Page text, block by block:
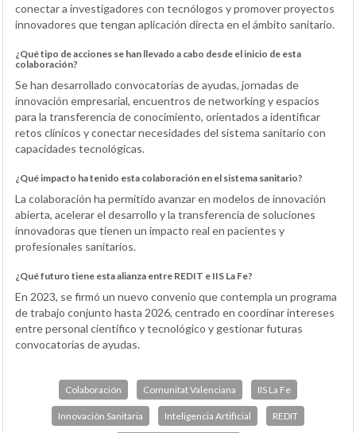
conectar a investigadores con tecnólogos y promover proyectos
innovadores que tengan aplicación directa en el ámbito sanitario.
¿Qué tipo de acciones se han llevado a cabo desde el inicio de esta
colaboración?
Se han desarrollado convocatorias de ayudas, jornadas de
innovación empresarial, encuentros de networking y espacios
para la transferencia de conocimiento, orientados a identificar
retos clínicos y conectar necesidades del sistema sanitario con
capacidades tecnológicas.
¿Qué impacto ha tenido esta colaboración en el sistema sanitario?
La colaboración ha permitido avanzar en modelos de innovación
abierta, acelerar el desarrollo y la transferencia de soluciones
innovadoras que tienen un impacto real en pacientes y
profesionales sanitarios.
¿Qué futuro tiene esta alianza entre REDIT e IIS La Fe?
En 2023, se firmó un nuevo convenio que contempla un programa
de trabajo conjunto hasta 2026, centrado en coordinar intereses
entre personal científico y tecnológico y gestionar futuras
convocatorias de ayudas.
Colaboración Comunitat Valenciana IIS La Fe
Innovación Sanitaria Inteligencia Artificial REDIT